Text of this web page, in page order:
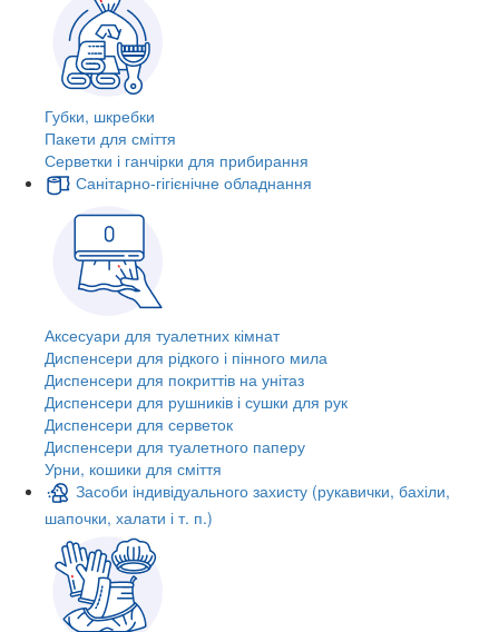
Губки, шкребки
Пакети для сміття
Серветки і ганчірки для прибирання
Санітарно-гігієнічне обладнання
Аксесуари для туалетних кімнат
Диспенсери для рідкого і пінного мила
Диспенсери для покриттів на унітаз
Диспенсери для рушників і сушки для рук
Диспенсери для серветок
Диспенсери для туалетного паперу
Урни, кошики для сміття
Засоби індивідуального захисту (рукавички, бахіли,
шапочки, халати і т. п.)